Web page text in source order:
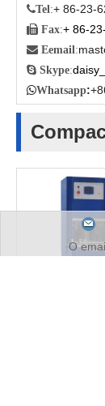
Tel :+ 86-23-
 Fax:+ 86-
 Eemail :
 Skype:
Whatsapp:
O